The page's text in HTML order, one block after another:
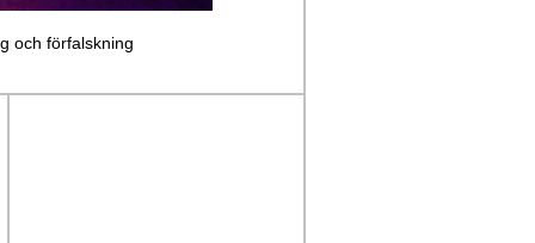
och förfalskning